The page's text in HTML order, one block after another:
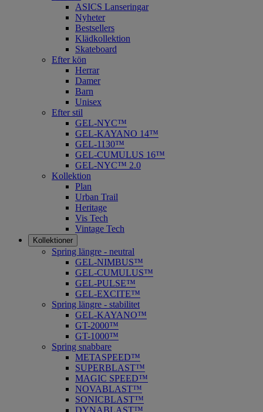
ASICS Lanseringar
Nyheter
Bestsellers
Klädkollektion
Skateboard
Efter kön
Herrar
Damer
Barn
Unisex
Efter stil
GEL-NYC™
GEL-KAYANO 14™
GEL-1130™
GEL-CUMULUS 16™
GEL-NYC™ 2.0
Kollektion
Plan
Urban Trail
Heritage
Vis Tech
Vintage Tech
Kollektioner
Spring längre - neutral
​GEL-NIMBUS™
GEL-CUMULUS™
GEL-PULSE™
GEL-EXCITE™
Spring längre - stabilitet
GEL-KAYANO™
GT-2000™
GT-1000™
Spring snabbare
METASPEED™
SUPERBLAST™
MAGIC SPEED™
NOVABLAST™
SONICBLAST™
DYNABLAST™